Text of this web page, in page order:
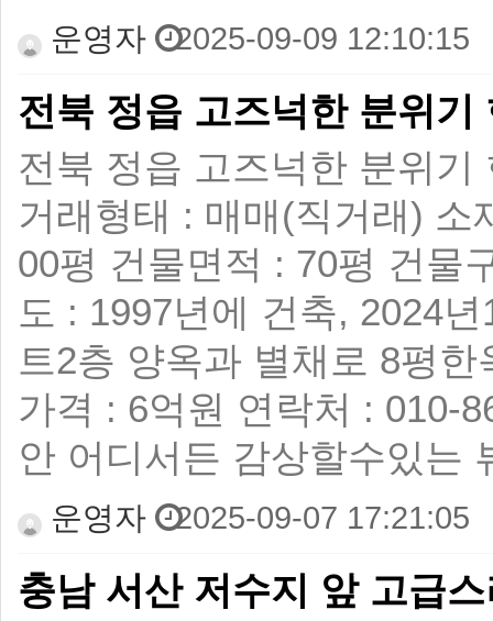
운영자 2025-09-09 12:10:15
전북 정읍 고즈넉한 분위
전북 정읍 고즈넉한 분위
거래형태 : 매매(직거래)
00평 건물면적 : 70평 건물
도 : 1997년에 건축, 2024
트2층 양옥과 별채로 8평
가격 : 6억원 연락처 : 010-
안 어디서든 감상할수있는
운영자 2025-09-07 17:21:05
충남 서산 저수지 앞 고급